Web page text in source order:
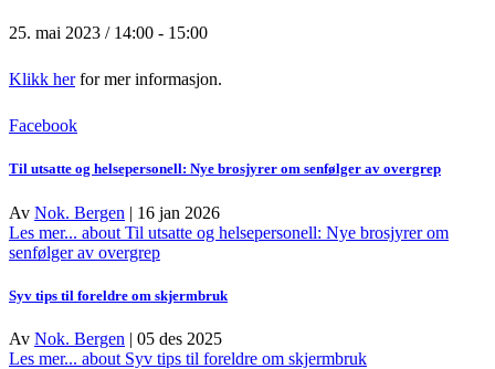
25. mai 2023 / 14:00 - 15:00
Klikk herfor mer informasjon.
Facebook
Til utsatte og helsepersonell: Nye brosjyrer om senfølger av overgrep
Av Nok. Bergen | 16 jan 2026
Les mer... about Til utsatte og helsepersonell: Nye brosjyrer om
senfølger av overgrep
Syv tips til foreldre om skjermbruk
Av Nok. Bergen | 05 des 2025
Les mer... about Syv tips til foreldre om skjermbruk